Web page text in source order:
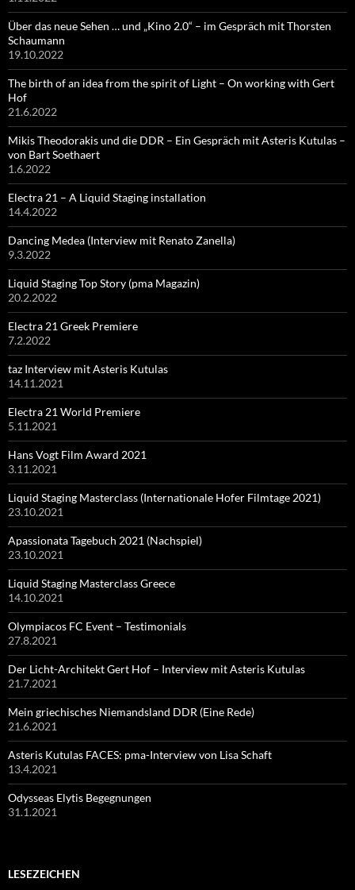
Über das neue Sehen … und „Kino 2.0“ – im Gespräch mit Thorsten
Schaumann
19.10.2022
The birth of an idea from the spirit of Light – On working with Gert
Hof
21.6.2022
Mikis Theodorakis und die DDR – Ein Gespräch mit Asteris Kutulas –
von Bart Soethaert
1.6.2022
Electra 21 – A Liquid Staging installation
14.4.2022
Dancing Medea (Interview mit Renato Zanella)
9.3.2022
Liquid Staging Top Story (pma Magazin)
20.2.2022
Electra 21 Greek Premiere
7.2.2022
taz Interview mit Asteris Kutulas
14.11.2021
Electra 21 World Premiere
5.11.2021
Hans Vogt Film Award 2021
3.11.2021
Liquid Staging Masterclass (Internationale Hofer Filmtage 2021)
23.10.2021
Apassionata Tagebuch 2021 (Nachspiel)
23.10.2021
Liquid Staging Masterclass Greece
14.10.2021
Olympiacos FC Event – Testimonials
27.8.2021
Der Licht-Architekt Gert Hof – Interview mit Asteris Kutulas
21.7.2021
Mein griechisches Niemandsland DDR (Eine Rede)
21.6.2021
Asteris Kutulas FACES: pma-Interview von Lisa Schaft
13.4.2021
Odysseas Elytis Begegnungen
31.1.2021
LESEZEICHEN